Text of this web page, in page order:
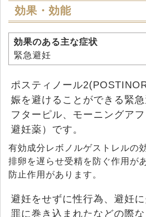
効果・効能
効果のある主な症状
緊急避妊
ポスティノール
娠を避けることができる緊
フターピル、モーニングア
避妊薬）です。
有効成分レボノルゲストレルの
排卵を遅らせ受精を防ぐ作用が
防止作用があります。
避妊をせずに性行為、避妊
罪に巻き込まれたなどの際